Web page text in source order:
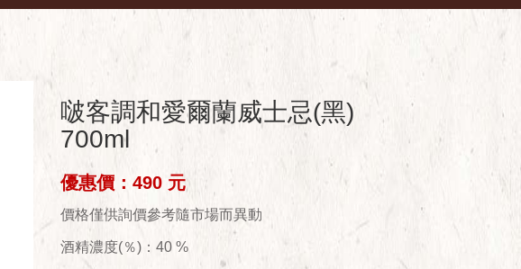
啵客調和愛爾蘭威士忌(黑)
700ml
優惠價：490 元
價格僅供詢價參考隨市場而異動
酒精濃度(％)：40 %